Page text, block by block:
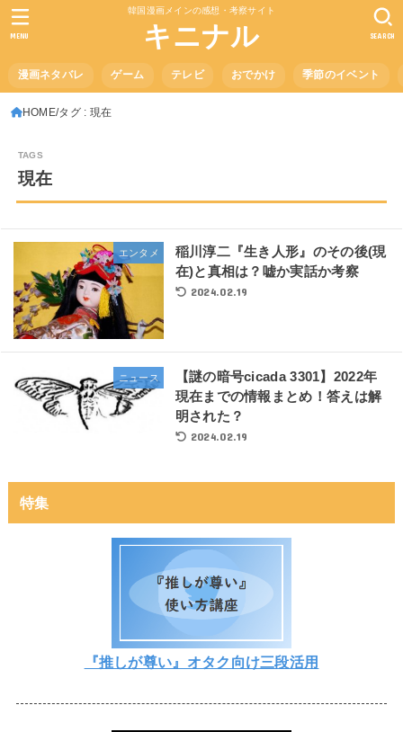
韓国漫画メインの感想・考察サイト
キニナル
漫画ネタバレ ゲーム テレビ おでかけ 季節のイベント
SEARCH
MENU
HOME タグ : 現在
現在
エンタメ
稲川淳二『生き人形』のその後(現
在)と真相は？嘘か実話か考察
2024.02.19
ニュース
【謎の暗号cicada 3301】2022年
現在までの情報まとめ！答えは解
明された？
2024.02.19
特集
『推しが尊い』オタク向け三段活用